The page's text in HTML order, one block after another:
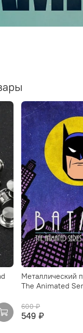
Металлический
The Animated
600 ₽
549 ₽